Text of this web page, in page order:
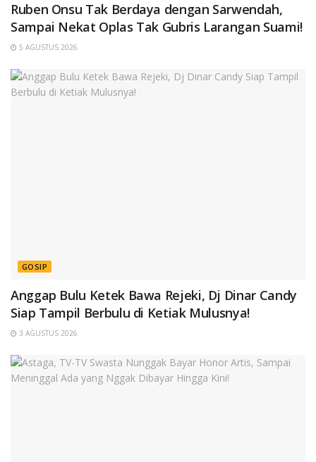
Ruben Onsu Tak Berdaya dengan Sarwendah,
Sampai Nekat Oplas Tak Gubris Larangan Suami!
5 AGUSTUS 2026
GOSIP
Anggap Bulu Ketek Bawa Rejeki, Dj Dinar Candy
Siap Tampil Berbulu di Ketiak Mulusnya!
3 AGUSTUS 2026